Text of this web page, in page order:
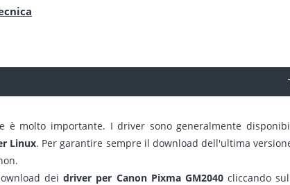
è molto importante. I driver sono generalmente
Linux. Per garantire sempre il download dell'ultima
deidriver per Canon Pixma GM2040cliccando